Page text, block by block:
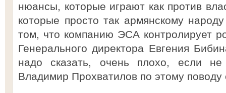
нюансы, которые играют как против
которые просто так армянскому
том, что компанию ЭСА контролирует
Генерального директора Евгения
надо сказать, очень плохо, если
Владимир Прохватилов по этому поводу